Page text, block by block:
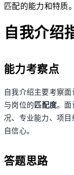
匹配的能力和特质。
自我介绍
能力考察点
自我介绍主要考察面
与岗位的匹配度。面
况、专业能力、项
自信心。
答题思路